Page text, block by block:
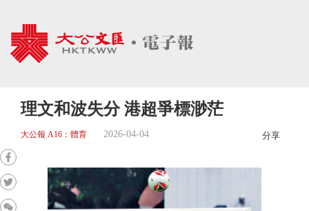
理文和波失分 港超爭標渺茫
大公報 A16：體育 2026-04-04 分享